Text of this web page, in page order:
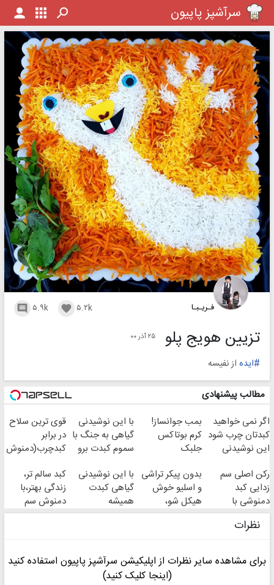
سرآشپز پاپیون
فـریـبـا ۵.۹k  ۵.۲k 
تزیین هویج پلو ۲۵ آذر ۰۰
#ایدهاز نفیسه
مطالب پیشنهادی
اگر نمی خواهید
کبدتان چرب شود
این نوشیدنی
بنوشید
بمب جوانساز!
کرم بوتاکس
جلبک
با این نوشیدنی
گیاهی به جنگ با
سموم کبدت برو
قوی ترین سلاح
در برابر
کبدچرب(دمنوش
تخفیف
رکن اصلی سم
زدایی کبد
دمنوشی با
10گیاه
موثر(دارای مجوز
بدون پیکر تراشی
و اسلیو خوش
هیکل شو،
سفارش چربیسوز
با این نوشیدنی
گیاهی کبدت
همیشه
پرقدرته55%تخفیف
کبد سالم تر،
زندگی بهتر،با
دمنوش سم
زدا(بزن و با
نظرات
برای مشاهده سایر نظرات از اپلیکیشن سرآشپز پاپیون استفاده کنید
(اینجا کلیک کنید)